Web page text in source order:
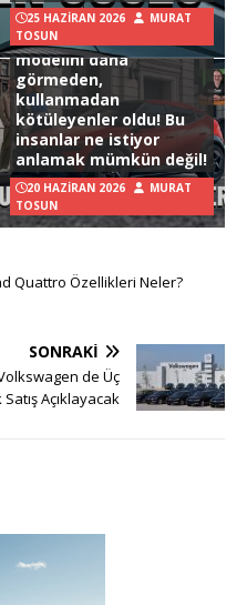
25 HAZIRAN 2026
MURAT
TOSUN
Hyundai Ioniq 3
modelini daha
görmeden,
kullanmadan
kötüleyenler oldu! Bu
insanlar ne istiyor
anlamak mümkün değil!
20 HAZIRAN 2026
MURAT
TOSUN
Quattro Özellikleri Neler?
SONRAKI
de Üç
Satış Açıklayacak